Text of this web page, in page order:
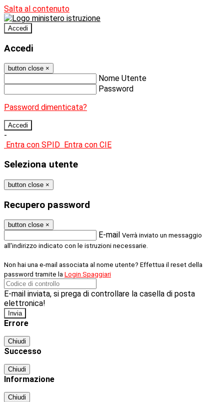
Salta al contenuto
Accedi
Accedi
button close ×
Nome Utente
Password
Password dimenticata?
-
Entra con SPID Entra con CIE
Seleziona utente
button close ×
Recupero password
button close ×
E-mail Verrà inviato un messaggio
all'indirizzo indicato con le istruzioni necessarie.
Non hai una e-mail associata al nome utente? Effettua il reset della
password tramite la Login Spaggiari
E-mail inviata, si prega di controllare la casella di posta
elettronica!
Errore
Chiudi
Successo
Chiudi
Informazione
Chiudi